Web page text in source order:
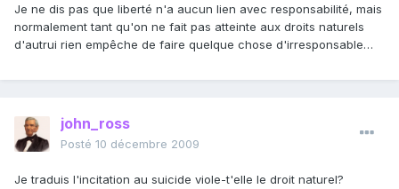
Je ne dis pas que liberté n'a aucun lien avec responsabilité, mais
normalement tant qu'on ne fait pas atteinte aux droits naturels
d'autrui rien empêche de faire quelque chose d'irresponsable…
john_ross
Posté 10 décembre 2009
Je traduis l'incitation au suicide viole-t'elle le droit naturel?